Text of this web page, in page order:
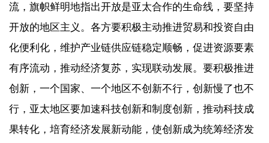
流，旗帜鲜明地指出开放是亚太合作的生命线，要坚持
开放的地区主义。各方要积极主动推进贸易和投资自由
化便利化，维护产业链供应链稳定顺畅，促进资源要素
有序流动，推动经济复苏，实现联动发展。要积极推进
创新，一个国家、一个地区不创新不行，创新慢了也不
行，亚太地区要加速科技创新和制度创新，推动科技成
果转化，培育经济发展新动能，使创新成为统筹经济发